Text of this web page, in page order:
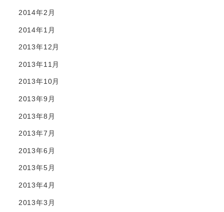
2014年2月
2014年1月
2013年12月
2013年11月
2013年10月
2013年9月
2013年8月
2013年7月
2013年6月
2013年5月
2013年4月
2013年3月